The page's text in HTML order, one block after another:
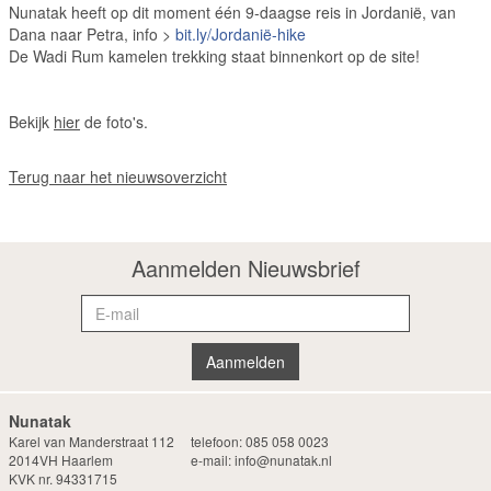
Nunatak heeft op dit moment één 9-daagse reis in Jordanië, van
Dana naar Petra, info > bit.ly/Jordanië-hike
De Wadi Rum kamelen trekking staat binnenkort op de site!
Bekijk hier de foto's.
Terug naar het nieuwsoverzicht
Aanmelden Nieuwsbrief
Nunatak
Karel van Manderstraat 112
2014VH Haarlem
KVK nr. 94331715
telefoon:085 058 0023
e-mail:info@nunatak.nl